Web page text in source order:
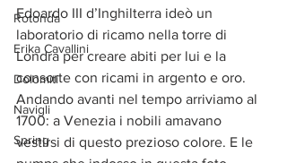
Rotonda
Erika Cavallini
Dolomiti
Navigli
Spring
Edoardo III d’Inghilterra ideò un
laboratorio di ricamo nella torre di
Londra per creare abiti per lui e la
consorte con ricami in argento e oro.
Andando avanti nel tempo arriviamo al
1700: a Venezia i nobili amavano
vestirsi di questo prezioso colore. E le